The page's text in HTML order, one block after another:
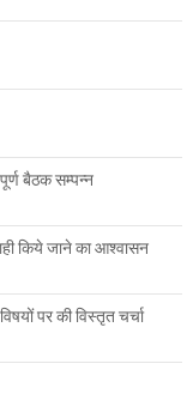
बैठक सम्पन्न
किये जाने का आश्वासन
पर की विस्तृत चर्चा